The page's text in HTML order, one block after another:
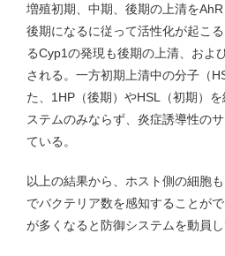
増殖初期、中期、後期の上清を
後期になるに従って活性化が起こ
るCyp1の発現も後期の上清、およ
される。一方初期上清中の分子（
た、1HP（後期）やHSL（初期）
ステムのみならず、炎症誘導性の
ている。
以上の結果から、ホスト側の細胞
でバクテリア数を感知することが
が多くなると防御システムを動員